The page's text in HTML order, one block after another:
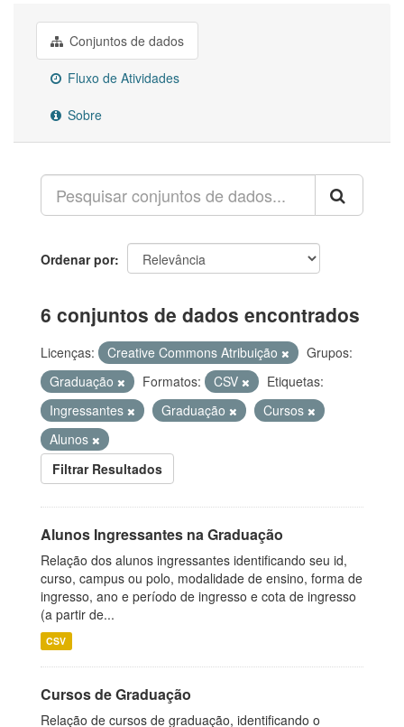
Conjuntos de dados
Fluxo de Atividades
Sobre
Ordenar por
6 conjuntos de dados encontrados
Licenças: Creative Commons Atribuição
Grupos:
Graduação
Formatos: CSV
Etiquetas:
Ingressantes
Graduação
Cursos
Alunos
Filtrar Resultados
Alunos Ingressantes na Graduação
Relação dos alunos ingressantes identificando seu id,
curso, campus ou polo, modalidade de ensino, forma de
ingresso, ano e período de ingresso e cota de ingresso
(a partir de...
CSV
Cursos de Graduação
Relação de cursos de graduação, identificando o